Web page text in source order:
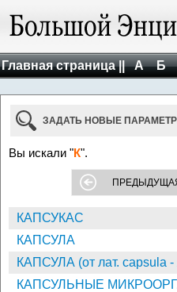
Главная страница || А Б
ЗАДАТЬ НОВЫЕ
Вы искали "К".
КАПСУКАС
КАПСУЛА
КАПСУЛА (от лат. capsula
КАПСУЛЬНЫЕ